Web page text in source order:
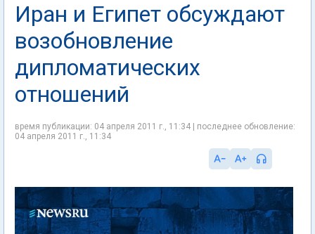
Иран и Египет обсуждают
возобновление
дипломатических
отношений
время публикации: 04 апреля 2011 г., 11:34 | последнее обновление:
04 апреля 2011 г., 11:34